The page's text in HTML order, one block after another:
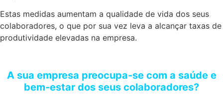
Estas medidas aumentam a qualidade de vida dos seus
colaboradores, o que por sua vez leva a alcançar taxas de
produtividade elevadas na empresa.
A sua empresa preocupa-se com a saúde e
bem-estar dos seus colaboradores?